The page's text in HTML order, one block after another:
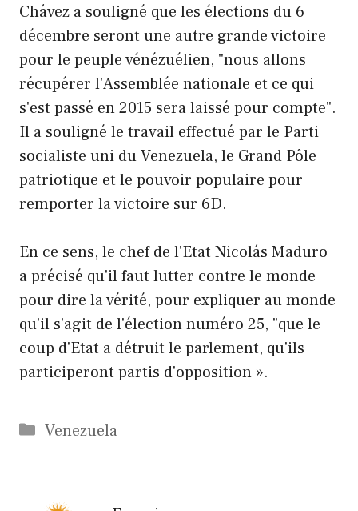
Chávez a souligné que les élections du 6
décembre seront une autre grande victoire
pour le peuple vénézuélien, "nous allons
récupérer l'Assemblée nationale et ce qui
s'est passé en 2015 sera laissé pour compte".
Il a souligné le travail effectué par le Parti
socialiste uni du Venezuela, le Grand Pôle
patriotique et le pouvoir populaire pour
remporter la victoire sur 6D.
En ce sens, le chef de l'Etat Nicolás Maduro
a précisé qu'il faut lutter contre le monde
pour dire la vérité, pour expliquer au monde
qu'il s'agit de l'élection numéro 25, "que le
coup d'Etat a détruit le parlement, qu'ils
participeront partis d'opposition ».
Catégories
Venezuela